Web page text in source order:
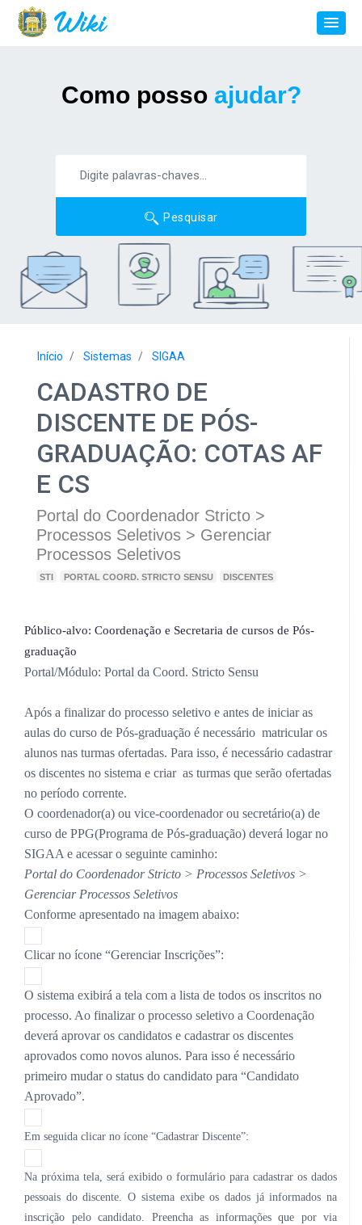
Como posso ajudar?
Pesquisar
Início Sistemas SIGAA
CADASTRO DE
DISCENTE DE PÓS-
GRADUAÇÃO: COTAS AF
E CS
Portal do Coordenador Stricto >
Processos Seletivos > Gerenciar
Processos Seletivos
STI PORTAL COORD. STRICTO SENSU DISCENTES
Público-alvo: Coordenação e Secretaria de cursos de Pós-
graduação
Portal/Módulo: Portal da Coord. Stricto Sensu
Após a finalizar do processo seletivo e antes de iniciar as
aulas do curso de Pós-graduação é necessário matricular os
alunos nas turmas ofertadas. Para isso, é necessário cadastrar
os discentes no sistema e criar as turmas que serão ofertadas
no período corrente.
O coordenador(a) ou vice-coordenador ou secretário(a) de
curso de PPG(Programa de Pós-graduação) deverá logar no
SIGAA e acessar o seguinte caminho:
Portal do Coordenador Stricto > Processos Seletivos >
Gerenciar Processos Seletivos
Conforme apresentado na imagem abaixo:
Clicar no ícone “Gerenciar Inscrições”:
O sistema exibirá a tela com a lista de todos os inscritos no
processo. Ao finalizar o processo seletivo a Coordenação
deverá aprovar os candidatos e cadastrar os discentes
aprovados como novos alunos. Para isso é necessário
primeiro mudar o status do candidato para “Candidato
Aprovado”.
Em seguida clicar no ícone “Cadastrar Discente”:
Na próxima tela, será exibido o formulário para cadastrar os dados
pessoais do discente.O sistema exibe os dados já informados na
inscrição pelo candidato. Preencha as informações que por via